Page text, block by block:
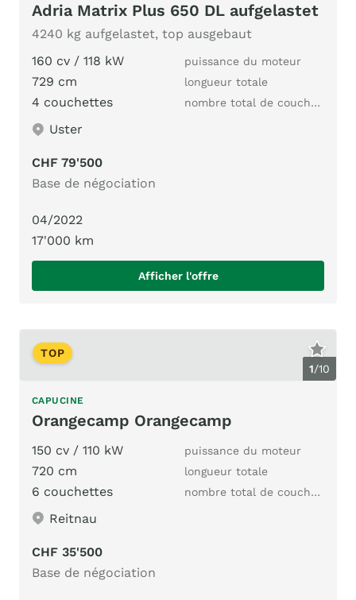
Adria Matrix Plus 650 DL aufgelastet
4240 kg aufgelastet, top ausgebaut
160 cv / 118 kW
puissance du moteur
729 cm longueur totale
4 couchettes nombre total de couchages
Uster
CHF 79'500
Base de négociation
04/2022
17'000 km
Afficher l'offre
1/10
TOP
CAPUCINE
Orangecamp Orangecamp
150 cv / 110 kW puissance du moteur
720 cm longueur totale
6 couchettes nombre total de couchages
Reitnau
CHF 35'500
Base de négociation